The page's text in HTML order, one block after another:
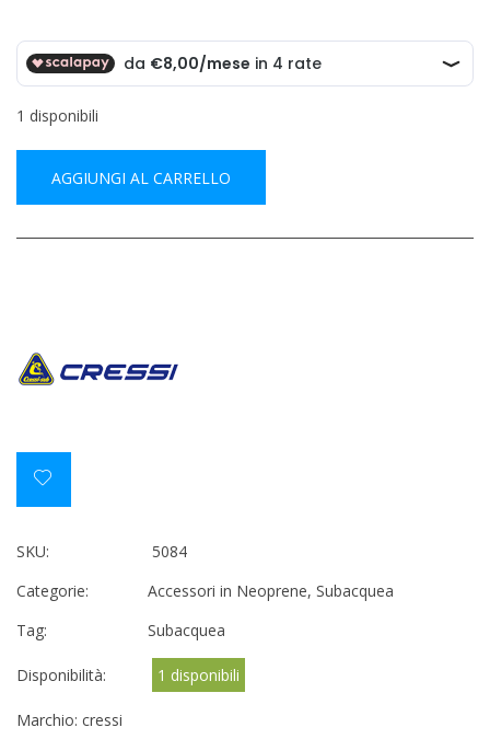
50.00€.
32.00€.
1 disponibili
AGGIUNGI AL CARRELLO
SKU:
5084
Categorie:
Accessori in Neoprene, Subacquea
Tag:
Subacquea
Disponibilità: 1 disponibili
Marchio: cressi